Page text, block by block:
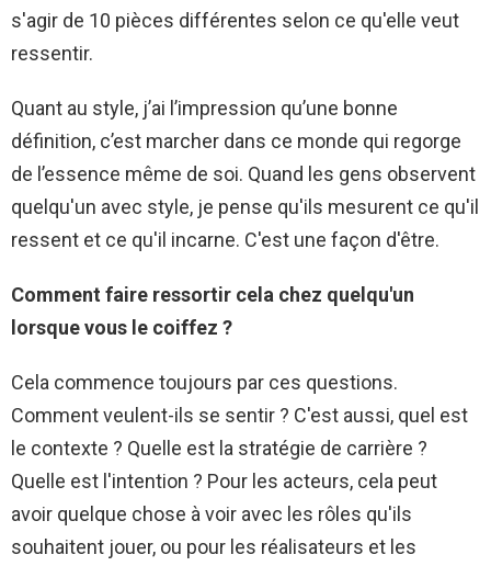
s'agir de 10 pièces différentes selon ce qu'elle veut
ressentir.
Quant au style, j’ai l’impression qu’une bonne
définition, c’est marcher dans ce monde qui regorge
de l’essence même de soi. Quand les gens observent
quelqu'un avec style, je pense qu'ils mesurent ce qu'il
ressent et ce qu'il incarne. C'est une façon d'être.
Comment faire ressortir cela chez quelqu'un
lorsque vous le coiffez ?
Cela commence toujours par ces questions.
Comment veulent-ils se sentir ? C'est aussi, quel est
le contexte ? Quelle est la stratégie de carrière ?
Quelle est l'intention ? Pour les acteurs, cela peut
avoir quelque chose à voir avec les rôles qu'ils
souhaitent jouer, ou pour les réalisateurs et les